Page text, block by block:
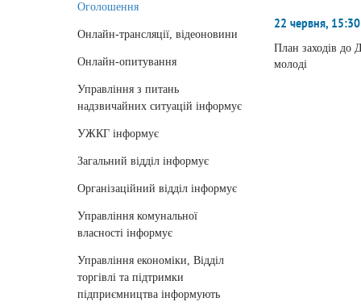
Оголошення
Онлайн-трансляції, відеоновини
Онлайн-опитування
Управління з питань
надзвичайних ситуацій інформує
УЖКГ інформує
Загальний відділ інформує
Організаційний відділ інформує
Управління комунальної
власності інформує
Управління економіки, Відділ
торгівлі та підтримки
підприємництва інформують
22 червня, 15:30
План заходів до
молоді